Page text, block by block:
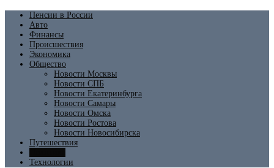
Пенсии в России
Авто
Финансы
Происшествия
Экономика
Общество
Новости Москвы
Новости СПБ
Новости Екатеринбурга
Новости Самары
Новости Омска
Новости Ростова
Новости Новосибирска
Путешествия
Технологии